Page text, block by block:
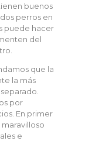
buenos
perros en
puede hacer
del
que la
la más
por
En primer
e